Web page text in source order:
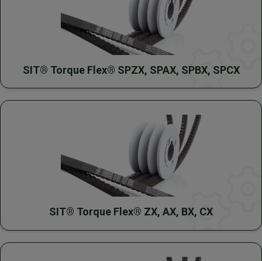
SIT® Torque Flex® SPZX, SPAX, SPBX, SPCX
SIT® Torque Flex® ZX, AX, BX, CX